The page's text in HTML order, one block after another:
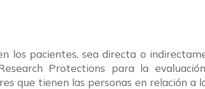
los pacientes, sea directa o
Protections para la
que tienen las personas en relación a